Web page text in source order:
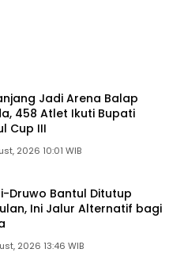
Jadi Arena Balap
458 Atlet Ikuti Bupati
Cup III
2026 10:01 WIB
Druwo Bantul Ditutup
Ini Jalur Alternatif bagi
2026 13:46 WIB